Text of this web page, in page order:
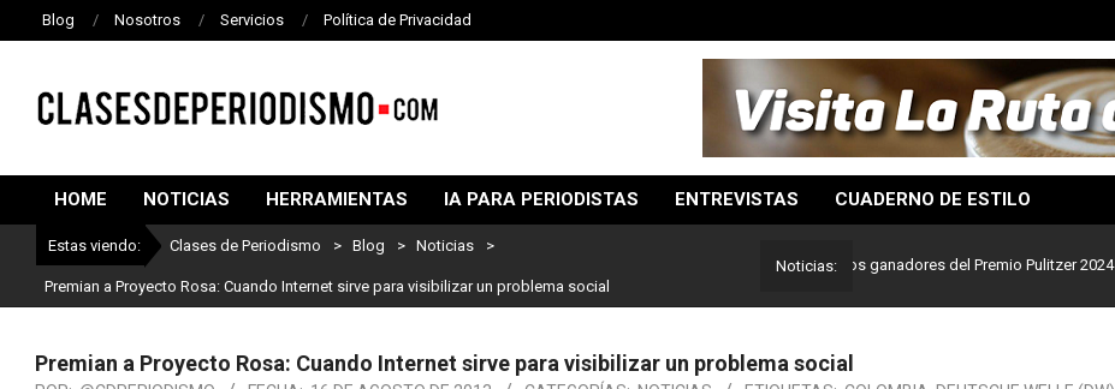
Blog Nosotros Servicios Política de Privacidad
DE
PERIODISMO
HOME NOTICIAS HERRAMIENTAS IA PARA PERIODISTAS ENTREVISTAS CUADERNO DE ESTILO
Estas viendo: Clases de Periodismo > Blog > Noticias >
Premian a Proyecto Rosa: Cuando Internet sirve para visibilizar un problema social
Noticias:
Lo mejor del periodismo: Estos son los ganadores del Premio Pulitzer 2024
Premian a Proyecto Rosa: Cuando Internet sirve para visibilizar un problema social